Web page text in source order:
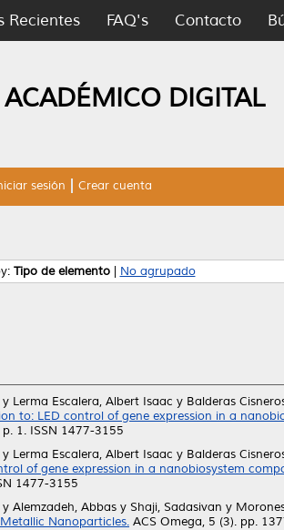
Recientes FAQ's Contacto
DIGITAL
sesión Crear cuenta
Tipo de elemento| No agrupado
y Lerma Escalera, Albert Isaac y Balderas
to: LED control of gene expression in a
1. ISSN 1477-3155
y Lerma Escalera, Albert Isaac y Balderas
of gene expression in a nanobiosystem
1477-3155
y Alemzadeh, Abbas y Shaji, Sadasivan y
Nanoparticles. ACS Omega, 5 (3). pp.